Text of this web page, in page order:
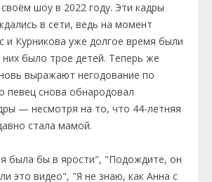
шоу в 2022 году. Эти кадры
в сети, ведь на момент
и Курникова уже долгое время были
было трое детей. Теперь же
выражают негодование по
певец снова обнародовал
— несмотря на то, что 44-летняя
стала мамой.
была бы в ярости", "Подождите, он
это видео", "Я не знаю, как Анна с